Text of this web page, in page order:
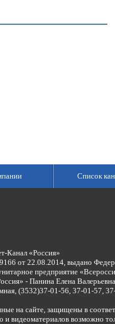
Список
Канал «Россия»
от 22.08.2014, выдано
предприятие
- Панина Елена
(3532)37-01-56, 37-01-57,
на сайте, защищены в
видеоматериалов возможно